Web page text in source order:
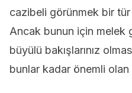
cazibeli görünmek bir
Ancak bunun için melek
büyülü bakışlarınız
bunlar kadar önemli